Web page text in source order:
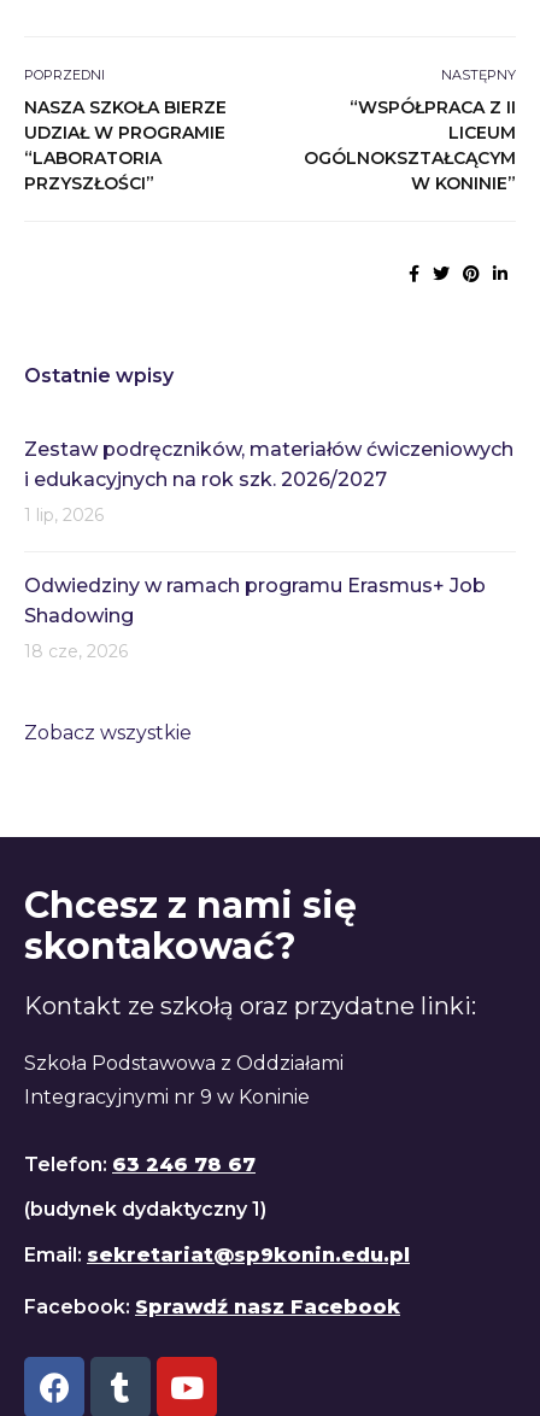
POPRZEDNI
NASZA SZKOŁA BIERZE
UDZIAŁ W PROGRAMIE
“LABORATORIA
PRZYSZŁOŚCI”
NASTĘPNY
“WSPÓŁPRACA Z II
LICEUM
OGÓLNOKSZTAŁCĄCYM
W KONINIE”
Ostatnie wpisy
Zestaw podręczników, materiałów ćwiczeniowych
i edukacyjnych na rok szk. 2026/2027
1 lip, 2026
Odwiedziny w ramach programu Erasmus+ Job
Shadowing
18 cze, 2026
Zobacz wszystkie
Chcesz z nami się
skontakować?
Kontakt ze szkołą oraz przydatne linki:
Szkoła Podstawowa z Oddziałami
Integracyjnymi nr 9 w Koninie
Telefon: 63 246 78 67
(budynek dydaktyczny 1)
Email: sekretariat@sp9konin.edu.pl
Facebook: Sprawdź nasz Facebook